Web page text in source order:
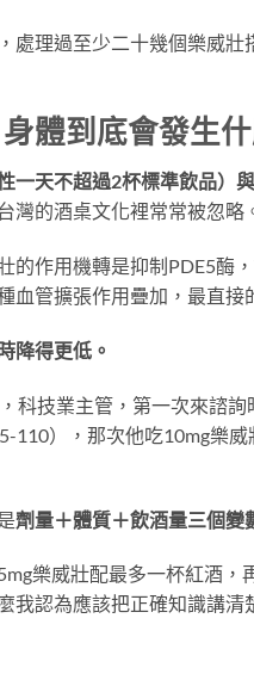
處理過至少二十幾個樂威
體到底會發生
一天不超過2杯標準飲品）
灣的酒桌文化裡常常被忽略
的作用機轉是抑制PDE5酶
血管擴張作用疊加，最直
降得更低。
科技業主管，第一次來諮
110），那次他吃10mg樂
劑量＋體質＋飲酒量三個變
樂威壯配最多一杯紅酒
我認為應該把正確知識講清